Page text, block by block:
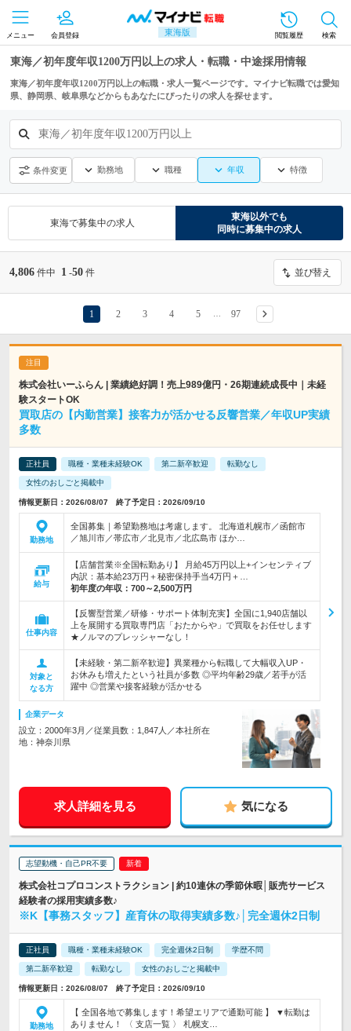
東海版
メニュー 会員登録 閲覧履歴 検索
東海／初年度年収1200万円以上の求人・転職・中途採用情報
東海／初年度年収1200万円以上の転職・求人一覧ページです。マイナビ転職では愛知
県、静岡県、岐阜県などからもあなたにぴったりの求人を探せます。
東海／初年度年収1200万円以上
条件変更 勤務地 職種 年収 特徴
東海で募集中の求人
東海以外でも
同時に募集中の求人
4,806 件中 1 -50 件 並び替え
1 2 3 4 5 97
株式会社いーふらん | 業績絶好調！売上989億円・26期連続成長中｜未経
験スタートOK
買取店の【内勤営業】接客力が活かせる反響営業／年収UP実績
多数
正社員 職種・業種未経験OK 第二新卒歓迎 転勤なし
女性のおしごと掲載中
情報更新日：2026/08/07 終了予定日：2026/09/10
勤務地
全国募集｜希望勤務地は考慮します。 北海道札幌市／函館市
／旭川市／帯広市／北見市／北広島市 ほか…
給与
【店舗営業※全国転勤あり】 月給45万円以上+インセンティブ
内訳：基本給23万円＋秘密保持手当4万円＋…
初年度の年収： 700～2,500万円
仕事内容
【反響型営業／研修・サポート体制充実】全国に1,940店舗以
上を展開する買取専門店「おたからや」で買取をお任せします
★ノルマのプレッシャーなし！
対象と
なる方
【未経験・第二新卒歓迎】異業種から転職して大幅収入UP・
お休みも増えたという社員が多数 ◎平均年齢29歳／若手が活
躍中 ◎営業や接客経験が活かせる
企業データ
設立：2000年3月／従業員数：1,847人／本社所在
地：神奈川県
求人詳細を見る 気になる
志望動機・自己PR不要
株式会社コプロコンストラクション | 約10連休の季節休暇│販売サービス
経験者の採用実績多数♪
※K【事務スタッフ】産育休の取得実績多数♪│完全週休2日制
正社員 職種・業種未経験OK 完全週休2日制 学歴不問
第二新卒歓迎 転勤なし 女性のおしごと掲載中
情報更新日：2026/08/07 終了予定日：2026/09/10
勤務地
【 全国各地で募集します！希望エリアで通勤可能 】 ▼転勤は
ありません！ 〈 支店一覧 〉 札幌支…